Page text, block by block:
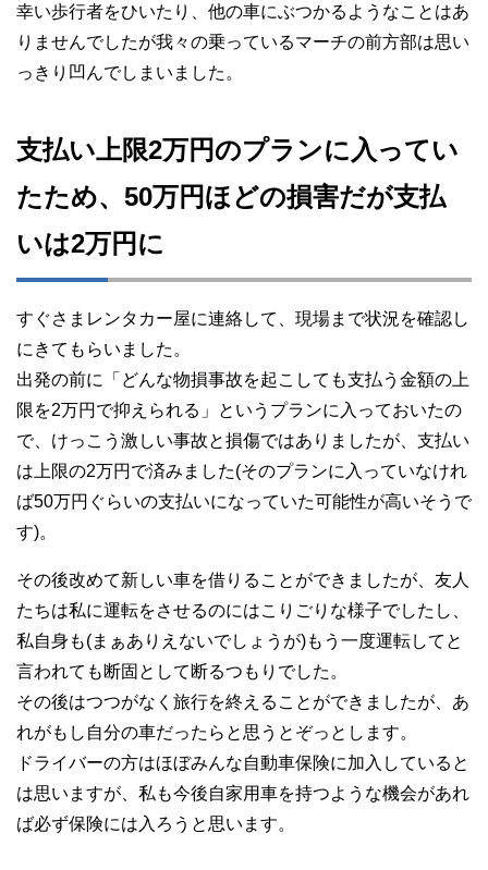
幸い歩行者をひいたり、他の車にぶつかるようなことはあ
りませんでしたが我々の乗っているマーチの前方部は思い
っきり凹んでしまいました。
支払い上限2万円のプランに入ってい
たため、50万円ほどの損害だが支払
いは2万円に
すぐさまレンタカー屋に連絡して、現場まで状況を確認し
にきてもらいました。
出発の前に「どんな物損事故を起こしても支払う金額の上
限を2万円で抑えられる」というプランに入っておいたの
で、けっこう激しい事故と損傷ではありましたが、支払い
は上限の2万円で済みました(そのプランに入っていなけれ
ば50万円ぐらいの支払いになっていた可能性が高いそうで
す)。
その後改めて新しい車を借りることができましたが、友人
たちは私に運転をさせるのにはこりごりな様子でしたし、
私自身も(まぁありえないでしょうが)もう一度運転してと
言われても断固として断るつもりでした。
その後はつつがなく旅行を終えることができましたが、あ
れがもし自分の車だったらと思うとぞっとします。
ドライバーの方はほぼみんな自動車保険に加入していると
は思いますが、私も今後自家用車を持つような機会があれ
ば必ず保険には入ろうと思います。